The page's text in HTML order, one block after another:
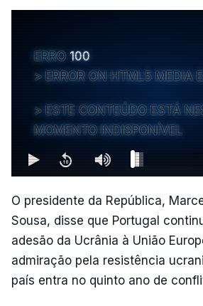
ERRO 100
ERROR ON HTML5 MEDIA
ESTE CONTEÚDO ESTÁ
MOMENTO INDISPONÍVEL
O presidente da República,
Sousa, disse que Portugal
adesão da Ucrânia à União
admiração pela resistência
país entra no quinto ano de